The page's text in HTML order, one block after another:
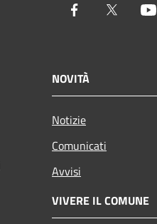
Facebook Twitter
NOVITÀ
Notizie
Comunicati
Avvisi
VIVERE IL COMUNE